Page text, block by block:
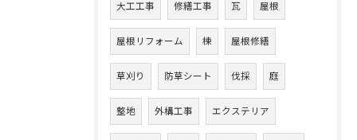
大工工事 修繕工事 瓦 屋根
屋根リフォーム 棟 屋根修繕
草刈り 防草シート 伐採 庭
整地 外構工事 エクステリア